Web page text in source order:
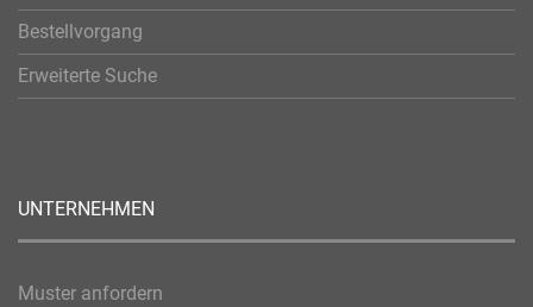
Bestellvorgang
Erweiterte Suche
UNTERNEHMEN
Muster anfordern